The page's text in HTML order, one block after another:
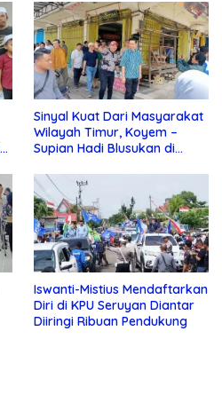
Sinyal Kuat Dari Masyarakat
Wilayah Timur, Koyem –
Supian Hadi Blusukan di
Iswanti-Mistius Mendaftarkan
Diri di KPU Seruyan Diantar
Diiringi Ribuan Pendukung